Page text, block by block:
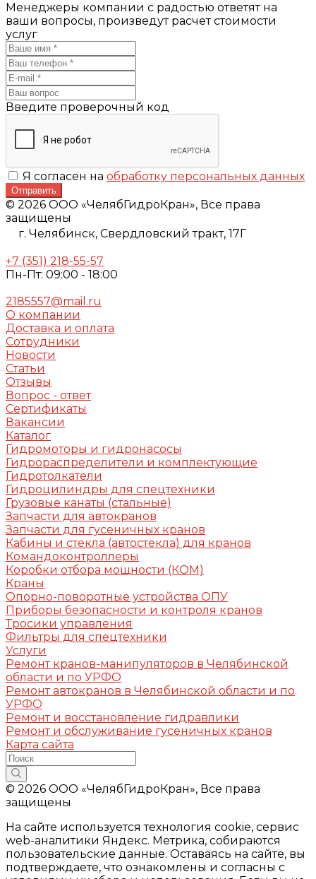
Менеджеры компании с радостью ответят на
ваши вопросы, произведут расчет стоимости
услуг
Введите проверочный код
Я согласен на обработку персональных данных
Отправить
© 2026 ООО «ЧелябГидроКран», Все права
защищены
г. Челябинск, Свердловский тракт, 17Г
+7 (351) 218-55-57
Пн-Пт: 09:00 - 18:00
2185557@mail.ru
О компании
Доставка и оплата
Сотрудники
Новости
Статьи
Отзывы
Вопрос - ответ
Сертификаты
Вакансии
Каталог
Гидромоторы и гидронасосы
Гидрораспределители и комплектующие
Гидротолкатели
Гидроцилиндры для спецтехники
Грузовые канаты (стальные)
Запчасти для автокранов
Запчасти для гусеничных кранов
Кабины и стекла (автостекла) для кранов
Командоконтроллеры
Коробки отбора мощности (КОМ)
Краны
Опорно-поворотные устройства ОПУ
Приборы безопасности и контроля кранов
Тросики управления
Фильтры для спецтехники
Услуги
Ремонт кранов-манипуляторов в Челябинской
области и по УРФО
Ремонт автокранов в Челябинской области и по
УРФО
Ремонт и восстановление гидравлики
Ремонт и обслуживание гусеничных кранов
Карта сайта
© 2026 ООО «ЧелябГидроКран», Все права
защищены
На сайте используется технология cookie, сервис
web-аналитики Яндекс. Метрика, собираются
пользовательские данные. Оставаясь на сайте, вы
подтверждаете, что ознакомлены и согласны с